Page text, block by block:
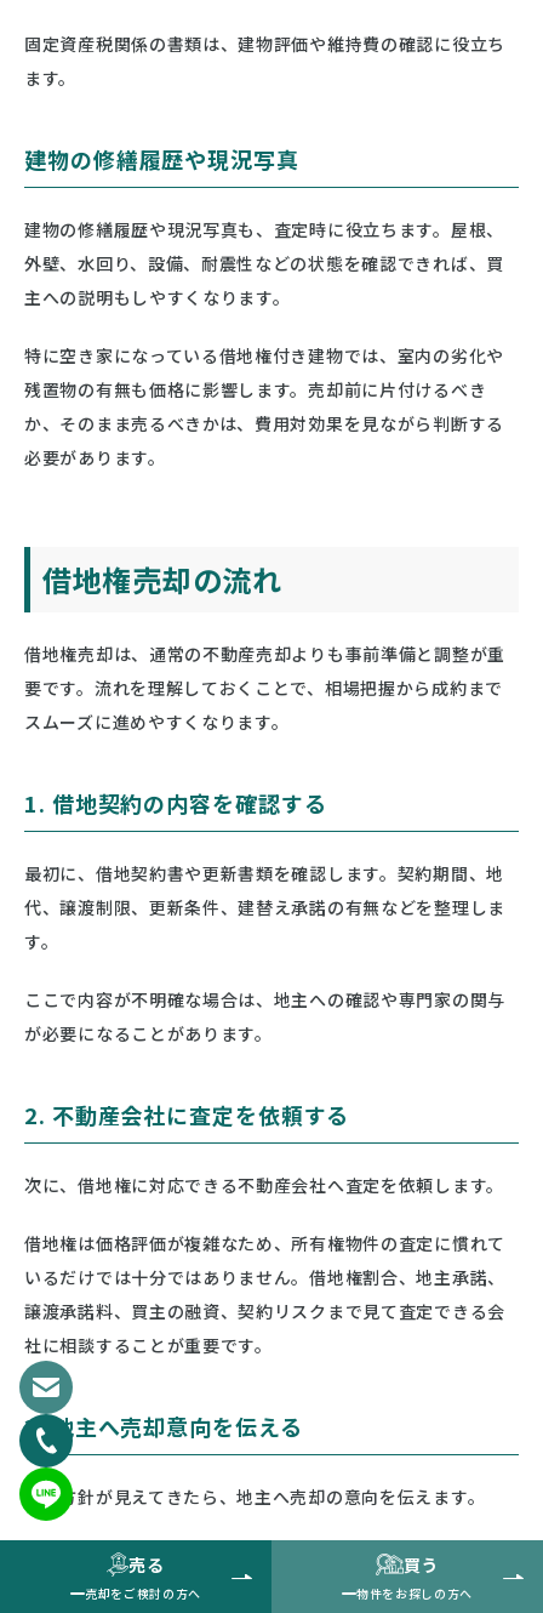
売る
売却をご検討の方へ
買う
物件をお探しの方へ
固定資産税関係の書類は、建物評価や維持費の確認に役立ち
ます。
建物の修繕履歴や現況写真
建物の修繕履歴や現況写真も、査定時に役立ちます。屋根、
外壁、水回り、設備、耐震性などの状態を確認できれば、買
主への説明もしやすくなります。
特に空き家になっている借地権付き建物では、室内の劣化や
残置物の有無も価格に影響します。売却前に片付けるべき
か、そのまま売るべきかは、費用対効果を見ながら判断する
必要があります。
借地権売却の流れ
借地権売却は、通常の不動産売却よりも事前準備と調整が重
要です。流れを理解しておくことで、相場把握から成約まで
スムーズに進めやすくなります。
1. 借地契約の内容を確認する
最初に、借地契約書や更新書類を確認します。契約期間、地
代、譲渡制限、更新条件、建替え承諾の有無などを整理しま
す。
ここで内容が不明確な場合は、地主への確認や専門家の関与
が必要になることがあります。
2. 不動産会社に査定を依頼する
次に、借地権に対応できる不動産会社へ査定を依頼します。
借地権は価格評価が複雑なため、所有権物件の査定に慣れて
いるだけでは十分ではありません。借地権割合、地主承諾、
譲渡承諾料、買主の融資、契約リスクまで見て査定できる会
社に相談することが重要です。
3. 地主へ売却意向を伝える
売却方針が見えてきたら、地主へ売却の意向を伝えます。
この段階で重要なのは、いきなり条件交渉を強く進めるので
はなく、売却の背景や予定している進め方を丁寧に説明する